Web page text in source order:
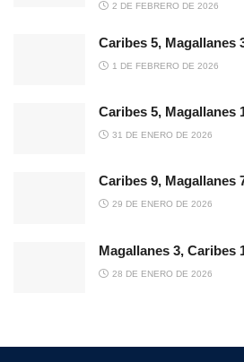
2 DE FEBRERO DE 2026
Caribes 5, Magallanes
1 DE FEBRERO DE 2026
Caribes 5, Magallanes
31 DE ENERO DE 2026
Caribes 9, Magallanes
29 DE ENERO DE 2026
Magallanes 3, Caribes
28 DE ENERO DE 2026